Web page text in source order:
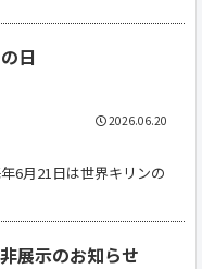
日
6月21日は世界キリンの
2026.06.20
展示のお知らせ